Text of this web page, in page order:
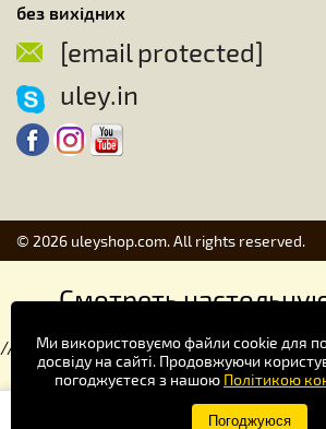
без вихідних
[email protected]
uley.in
© 2026 uleyshop.com. All rights reserved.
Ми використовуємо файли cookie для
досвіду на сайті. Продовжуючи
погоджуєтеся з нашою Політикою
Погоджуюся
Смотреть
//
Купуй зручніше в додатку!